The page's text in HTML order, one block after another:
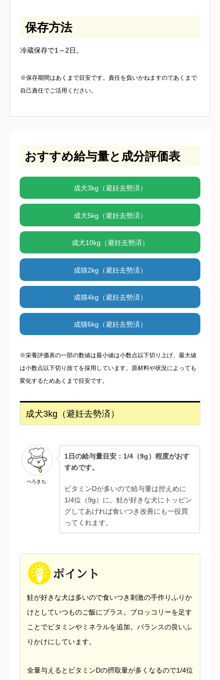
保存方法
冷蔵保存で1～2日。
※保存期間はあくまで目安です。責任を負いかねますのであくまで
自己責任でご活用ください。
おすすめ給与量と成分評価表
成犬3kg（避妊去勢済）
成犬5kg（避妊去勢済）
成犬10kg（避妊去勢済）
成猫2kg（避妊去勢済）
成猫4kg（避妊去勢済）
成猫6kg（避妊去勢済）
※栄養評価表の一部の数値は最小値は小数点以下切り上げ、最大値
は小数点以下切り捨てを採用しています。原材料や状況によっても
変化するためあくまで目安です。
成犬3kg（避妊去勢済）
ぺろきち
1日の給与量目安：1/4（9g）程度がおす
すめです。
ビタミンDが多いので給与量は控えめに
1/4位（9g）に。鮭が好きな犬にトッピン
グしてあげれば食いつき改善にも一役買
ってくれます。
鮭が好きな犬は多いので食いつき刺激の手作りふりか
けとしていつものご飯にプラス。ブロッコリーを足す
ことでビタミンやミネラルを追加。バランスの良いふ
りかけにしています。
全量与えるとビタミンDの摂取量が多くなるので1/4位